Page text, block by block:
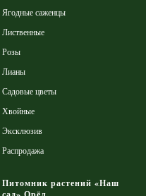
Ягодные саженцы
Лиственные
Розы
Лианы
Садовые цветы
Хвойные
Эксклюзив
Распродажа
Питомник растений «Наш